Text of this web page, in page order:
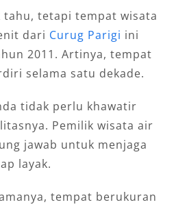
tahu, tetapi tempat wisata
dari Curug Parigi ini
2011. Artinya, tempat
selama satu dekade.
tidak perlu khawatir
Pemilik wisata air
jawab untuk menjaga
layak.
tempat berukuran